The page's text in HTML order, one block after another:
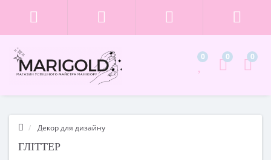
0 0 0
Декор для дизайну
ГЛІТТЕР